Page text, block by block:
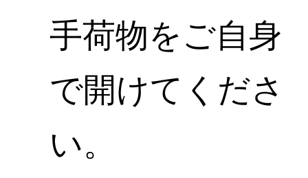
手荷物をご自身
で開けてくださ
い。